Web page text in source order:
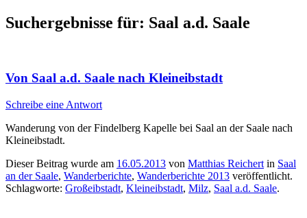
Suchergebnisse für: Saal a.d. Saale
Von Saal a.d. Saale nach Kleineibstadt
Schreibe eine Antwort
Wanderung von der Findelberg Kapelle bei Saal an der Saale nach
Kleineibstadt.
Dieser Beitrag wurde am 16.05.2013 von Matthias Reichert in Saal
an der Saale, Wanderberichte, Wanderberichte 2013 veröffentlicht.
Schlagworte: Großeibstadt, Kleineibstadt, Milz, Saal a.d. Saale.